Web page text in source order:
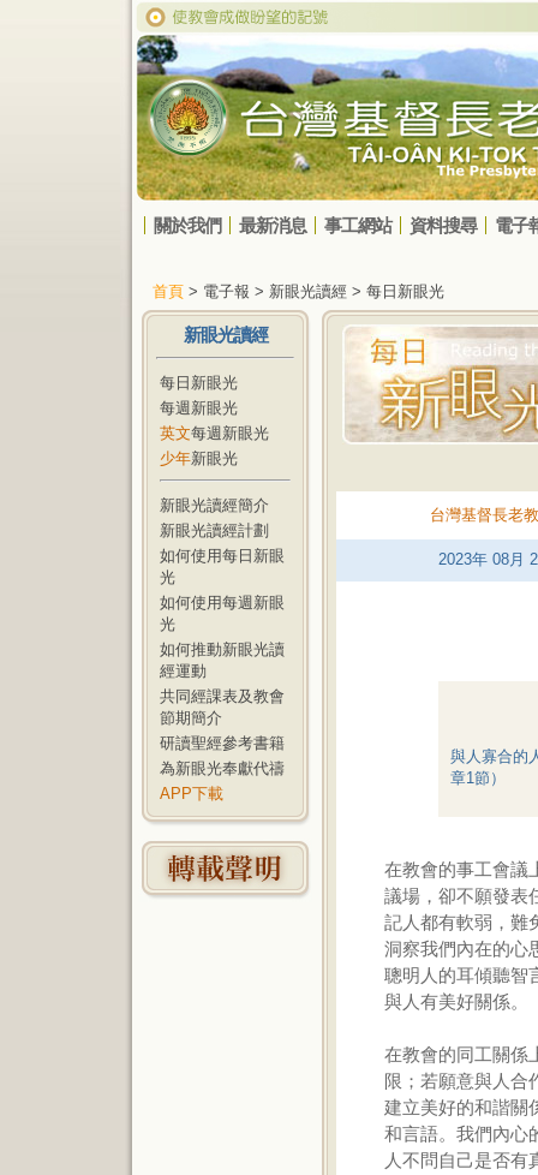
關於我們 最新消息 事工網站 資料搜尋 電子
首頁 > 電子報 > 新眼光讀經 > 每日新眼光
新眼光讀經
每日新眼光
每週新眼光
英文每週新眼光
少年新眼光
新眼光讀經簡介
新眼光讀經計劃
如何使用每日新眼
光
如何使用每週新眼
光
如何推動新眼光讀
經運動
共同經課表及教會
節期簡介
研讀聖經參考書籍
為新眼光奉獻代禱
APP下載
台灣基督長老
2023年 08月
與人寡合的
章1節）
在教會的事工會議
議場，卻不願發表
記人都有軟弱，難
洞察我們內在的心
聰明人的耳傾聽智
與人有美好關係。
在教會的同工關係
限；若願意與人合
建立美好的和諧關
和言語。我們內心
人不問自己是否有